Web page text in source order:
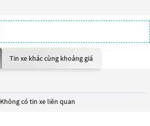
Tin xe khác cùng khoảng giá
Không có tin xe liên quan